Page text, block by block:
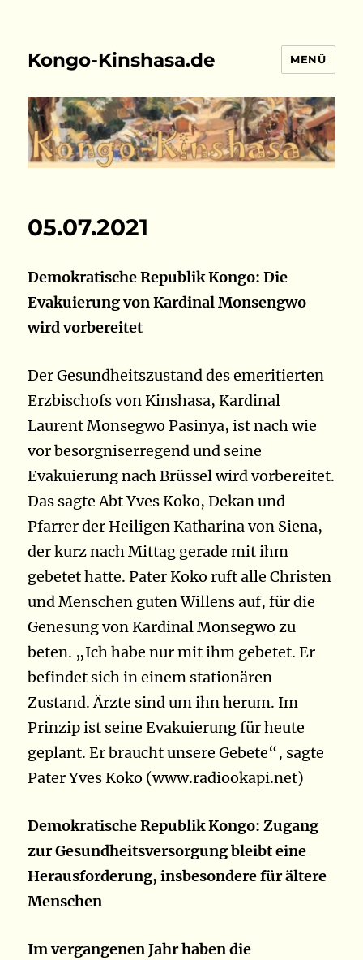
Kongo-Kinshasa.de MENÜ
05.07.2021
Demokratische Republik Kongo: Die
Evakuierung von Kardinal Monsengwo
wird vorbereitet
Der Gesundheitszustand des emeritierten
Erzbischofs von Kinshasa, Kardinal
Laurent Monsegwo Pasinya, ist nach wie
vor besorgniserregend und seine
Evakuierung nach Brüssel wird vorbereitet.
Das sagte Abt Yves Koko, Dekan und
Pfarrer der Heiligen Katharina von Siena,
der kurz nach Mittag gerade mit ihm
gebetet hatte. Pater Koko ruft alle Christen
und Menschen guten Willens auf, für die
Genesung von Kardinal Monsegwo zu
beten. „Ich habe nur mit ihm gebetet. Er
befindet sich in einem stationären
Zustand. Ärzte sind um ihn herum. Im
Prinzip ist seine Evakuierung für heute
geplant. Er braucht unsere Gebete“, sagte
Pater Yves Koko (www.radiookapi.net)
Demokratische Republik Kongo: Zugang
zur Gesundheitsversorgung bleibt eine
Herausforderung, insbesondere für ältere
Menschen
Im vergangenen Jahr haben die